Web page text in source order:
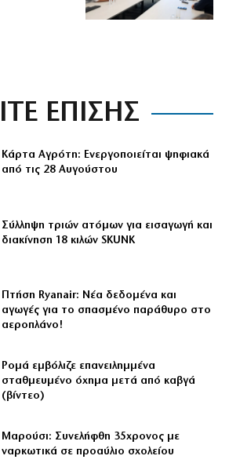
ΕΠΙΣΗΣ
Κάρτα Αγρότη: Ενεργοποιείται ψηφιακά
από τις 28 Αυγούστου
Σύλληψη τριών ατόμων για εισαγωγή και
διακίνηση 18 κιλών SKUNK
Πτήση Ryanair: Νέα δεδομένα και
αγωγές για το σπασμένο παράθυρο στο
αεροπλάνο!
Ρομά εμβόλιζε επανειλημμένα
σταθμευμένο όχημα μετά από καβγά
(βίντεο)
Μαρούσι: Συνελήφθη 35χρονος με
ναρκωτικά σε προαύλιο σχολείου